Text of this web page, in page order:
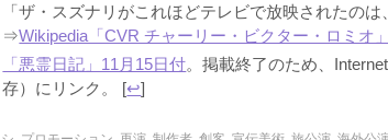
「ザ・スズナリがこれほどテレビで放映されたの
⇒Wikipedia「CVR チャーリー・ビクター・ロミオ
「悪霊日記」11月15日付。掲載終了のため、
存）にリンク。 [↩]